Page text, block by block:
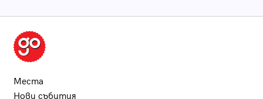
Места
Нови събития